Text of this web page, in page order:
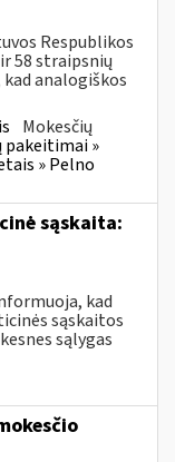
Respublikos
58 straipsnių
analogiškos
Mokesčių
pakeitimai »
» Pelno
sąskaita:
kad
sąskaitos
sąlygas